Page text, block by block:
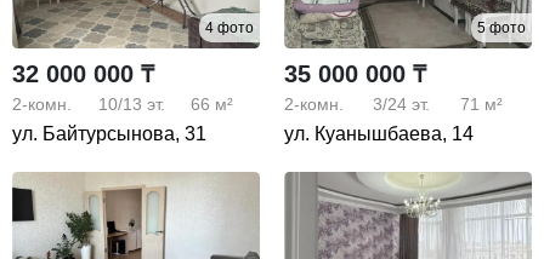
4 фото
32 000 000 ₸
2-комн. 10/13 эт. 66 м²
ул. Байтурсынова, 31
5 фото
35 000 000 ₸
2-комн. 3/24 эт. 71 м²
ул. Куанышбаева, 14